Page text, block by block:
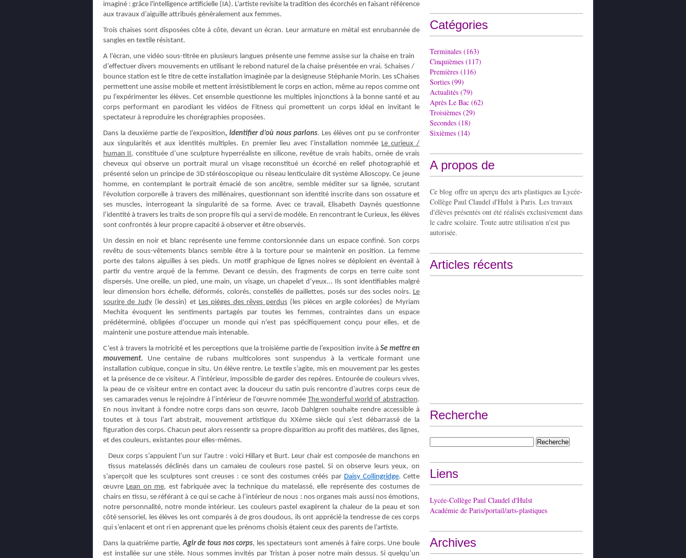
imaginé : grâce l'intelligence artificielle (IA). L’artiste revisite la tradition des écorchés en faisant référence
aux travaux d’aiguille attribués généralement aux femmes.
Trois chaises sont disposées côte à côte, devant un écran. Leur armature en métal est enrubannée de
sangles en textile résistant.
A l’écran, une vidéo sous-titrée en plusieurs langues présente une femme assise sur la chaise en train
d’effectuer divers mouvements en utilisant le rebond naturel de la chaise présentée en vrai. Schaises /
bounce station est le titre de cette installation imaginée par la designeuse Stéphanie Morin. Les sChaises
permettent une assise mobile et mettent irrésistiblement le corps en action, même au repos comme ont
pu l’expérimenter les élèves. Cet ensemble questionne les multiples injonctions à la bonne santé et au
corps performant en parodiant les vidéos de Fitness qui promettent un corps idéal en invitant le
spectateur à reproduire les chorégraphies proposées.
Dans la deuxième partie de l’exposition,Identifier d’où nous parlons. Les élèves ont pu se confronter
aux singularités et aux identités multiples. En premier lieu avec l’installation nommée Le curieux /
human II, constituée d’une sculpture hyperréaliste en silicone, revêtue de vrais habits, ornée de vrais
cheveux qui observe un portrait mural un visage reconstitué un écorché en relief photographié et
présenté selon un principe de 3D stéréoscopique ou réseau lenticulaire dit système Alioscopy. Ce jeune
homme, en contemplant le portrait émacié de son ancêtre, semble méditer sur sa lignée, scrutant
l'évolution corporelle à travers des millénaires, questionnant son identité inscrite dans son ossature et
ses muscles, interrogeant la singularité de sa forme. Avec ce travail, Elisabeth Daynès questionne
l’identité à travers les traits de son propre fils qui a servi de modèle. En rencontrant le Curieux, les élèves
sont confrontés à leur propre capacité à observer et être observés.
Un dessin en noir et blanc représente une femme contorsionnée dans un espace confiné. Son corps
revêtu de sous-vêtements blancs semble être à la torture pour se maintenir en position. La femme
porte des talons aiguilles à ses pieds. Un motif graphique de lignes noires se déploient en éventail à
partir du ventre arqué de la femme. Devant ce dessin, des fragments de corps en terre cuite sont
dispersés. Une oreille, un pied, une main, un visage, un chapelet d’yeux... Ils sont identifiables malgré
leur dimension hors échelle, déformés, colorés, constellés de paillettes, posés sur des socles noirs. Le
sourire de Judy(le dessin) et Les pièges des rêves perdus(les pièces en argile colorées) de Myriam
Mechita évoquent les sentiments partagés par toutes les femmes, contraintes dans un espace
prédéterminé, obligées d'occuper un monde qui n'est pas spécifiquement conçu pour elles, et de
maintenir une posture attendue mais intenable.
C’est à travers la motricité et les perceptions que la troisième partie de l’exposition invite à Se mettre en
mouvement. Une centaine de rubans multicolores sont suspendus à la verticale formant une
installation cubique, conçue in situ. Un élève rentre. Le textile s’agite, mis en mouvement par les gestes
et la présence de ce visiteur. A l’intérieur, impossible de garder des repères. Entourée de couleurs vives,
la peau de ce visiteur entre en contact avec la douceur du satin puis rencontre d’autres corps ceux de
ses camarades venus le rejoindre à l’intérieur de l’œuvre nommée The wonderful world of abstraction.
En nous invitant à fondre notre corps dans son œuvre, Jacob Dahlgren souhaite rendre accessible à
toutes et à tous l’art abstrait, mouvement artistique du XXème siècle qui s’est débarrassé de la
figuration des corps. Chacun peut alors ressentir sa propre disparition au profit des matières, des lignes,
et des couleurs, existantes pour elles-mêmes.
Deux corps s’appuient l’un sur l’autre : voici Hillary et Burt. Leur chair est composée de manchons en
tissus matelassés déclinés dans un camaïeu de couleurs rose pastel. Si on observe leurs yeux, on
s’aperçoit que les sculptures sont creuses : ce sont des costumes créés par Daisy Collingridge. Cette
œuvre Lean on me, est fabriquée avec la technique du matelassé, elle représente des costumes de
chairs en tissu, se référant à ce qui se cache à l’intérieur de nous : nos organes mais aussi nos émotions,
notre personnalité, notre monde intérieur. Les couleurs pastel exagèrent la chaleur de la peau et son
côté sensoriel, les élèves les ont comparés à de gros doudous, ils ont apprécié la tendresse de ces corps
qui s’enlacent et ont ri en apprenant que les prénoms choisis étaient ceux des parents de l’artiste.
Dans la quatrième partie,Agir de tous nos corps, les spectateurs sont amenés à faire corps. Une boule
est installée sur une stèle. Nous sommes invités par Tristan à poser notre main dessus. Si quelqu’un
Catégories
Terminales (163)
Cinquièmes (117)
Premières (116)
Sorties (99)
Actualités (79)
Après Le Bac (62)
Troisièmes (29)
Secondes (18)
Sixièmes (14)
A propos de
Ce blog offre un aperçu des arts plastiques au Lycée-
Collège Paul Claudel d'Hulst à Paris. Les travaux
d'élèves présentés ont été réalisés exclusivement dans
le cadre scolaire. Toute autre utilisation n'est pas
autorisée.
Articles récents
Recherche
Liens
Lycée-Collège Paul Claudel d'Hulst
Académie de Paris/portail/arts-plastiques
Archives